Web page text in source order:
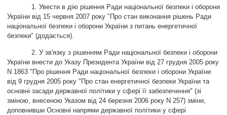
Drone Deals
Фотогалерея
Відеогалерея
ЗВЕРНЕННЯ ГРОМАДЯН
Звернення громадян
Електронне звернення
1. Увести в дію рішення Ради національної безпеки і оборони
України від 15 червня 2007 року "Про стан виконання рішень Ради
національної безпеки і оборони України з питань енергетичної
безпеки" (додається).
2. У зв'язку з рішенням Ради національної безпеки і оборони
України внести до Указу Президента України від 27 грудня 2005 року
N 1863 "Про рішення Ради національної безпеки і оборони України
від 9 грудня 2005 року "Про стан енергетичної безпеки України та
основні засади державної політики у сфері її забезпечення" (зі
зміною, внесеною Указом від 24 березня 2006 року N 257) зміни,
доповнивши Основні напрями державної політики у сфері